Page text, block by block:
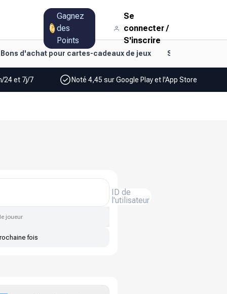
Gagnez
des
Points
Se
connecter/
S'inscrire
Bons d'achat pour cartes-cadeaux de jeux Style de vie et
24 et 7j/7 Noté 4,45 sur Google Play et l'App Store
ID de
l'utilisateur
joueur
fois